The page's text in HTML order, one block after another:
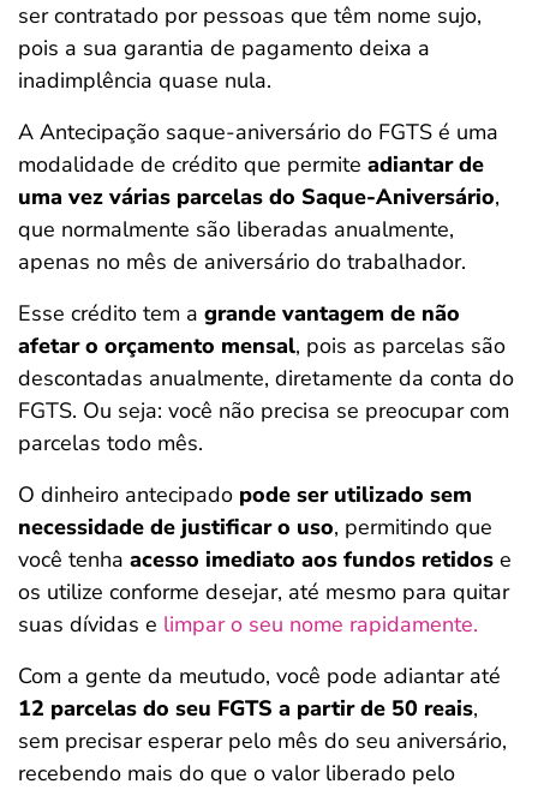
ser contratado por pessoas que têm nome sujo,
pois a sua garantia de pagamento deixa a
inadimplência quase nula.
A Antecipação saque-aniversário do FGTS é uma
modalidade de crédito que permite adiantar de
uma vez várias parcelas do Saque-Aniversário,
que normalmente são liberadas anualmente,
apenas no mês de aniversário do trabalhador.
Esse crédito tem a grande vantagem de não
afetar o orçamento mensal, pois as parcelas são
descontadas anualmente, diretamente da conta do
FGTS. Ou seja: você não precisa se preocupar com
parcelas todo mês.
O dinheiro antecipado pode ser utilizado sem
necessidade de justificar o uso, permitindo que
você tenha acesso imediato aos fundos retidos e
os utilize conforme desejar, até mesmo para quitar
suas dívidas e limpar o seu nome rapidamente.
Com a gente da meutudo, você pode adiantar até
12 parcelas do seu FGTS a partir de 50 reais,
sem precisar esperar pelo mês do seu aniversário,
recebendo mais do que o valor liberado pelo